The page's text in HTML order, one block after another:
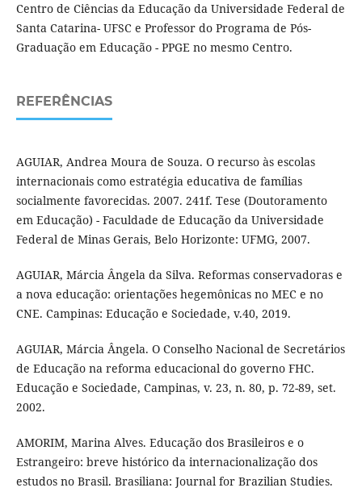
Centro de Ciências da Educação da Universidade Federal de
Santa Catarina- UFSC e Professor do Programa de Pós-
Graduação em Educação - PPGE no mesmo Centro.
REFERÊNCIAS
AGUIAR, Andrea Moura de Souza. O recurso às escolas
internacionais como estratégia educativa de famílias
socialmente favorecidas. 2007. 241f. Tese (Doutoramento
em Educação) - Faculdade de Educação da Universidade
Federal de Minas Gerais, Belo Horizonte: UFMG, 2007.
AGUIAR, Márcia Ângela da Silva. Reformas conservadoras e
a nova educação: orientações hegemônicas no MEC e no
CNE. Campinas: Educação e Sociedade, v.40, 2019.
AGUIAR, Márcia Ângela. O Conselho Nacional de Secretários
de Educação na reforma educacional do governo FHC.
Educação e Sociedade, Campinas, v. 23, n. 80, p. 72-89, set.
2002.
AMORIM, Marina Alves. Educação dos Brasileiros e o
Estrangeiro: breve histórico da internacionalização dos
estudos no Brasil. Brasiliana: Journal for Brazilian Studies.